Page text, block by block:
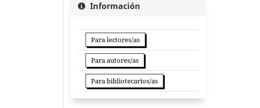
Información
Para lectores/as
Para autores/as
Para bibliotecarios/as